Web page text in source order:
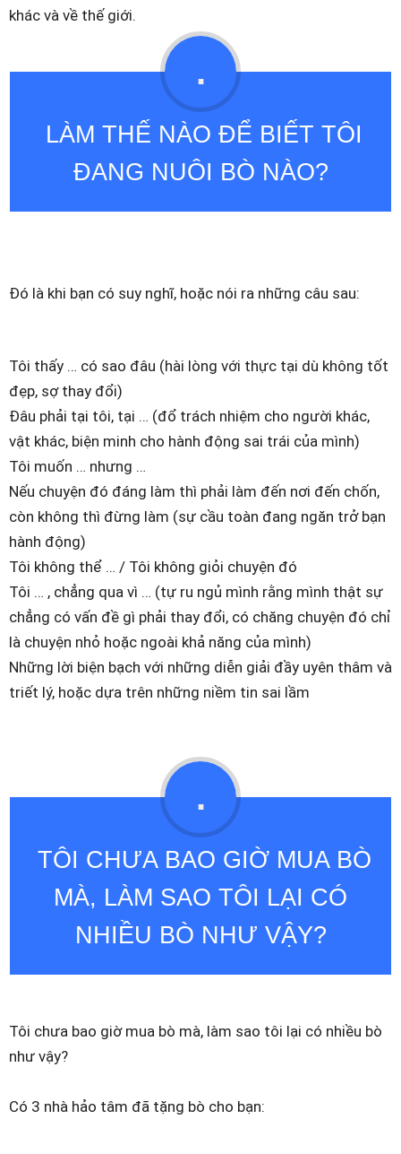
khác và về thế giới.
.
LÀM THẾ NÀO ĐỂ BIẾT TÔI
ĐANG NUÔI BÒ NÀO?
Đó là khi bạn có suy nghĩ, hoặc nói ra những câu sau:
Tôi thấy … có sao đâu (hài lòng với thực tại dù không tốt
đẹp, sợ thay đổi)
Đâu phải tại tôi, tại … (đổ trách nhiệm cho người khác,
vật khác, biện minh cho hành động sai trái của mình)
Tôi muốn … nhưng …
Nếu chuyện đó đáng làm thì phải làm đến nơi đến chốn,
còn không thì đừng làm (sự cầu toàn đang ngăn trở bạn
hành động)
Tôi không thể … / Tôi không giỏi chuyện đó
Tôi … , chẳng qua vì … (tự ru ngủ mình rằng mình thật sự
chẳng có vấn đề gì phải thay đổi, có chăng chuyện đó chỉ
là chuyện nhỏ hoặc ngoài khả năng của mình)
Những lời biện bạch với những diễn giải đầy uyên thâm và
triết lý, hoặc dựa trên những niềm tin sai lầm
.
TÔI CHƯA BAO GIỜ MUA BÒ
MÀ, LÀM SAO TÔI LẠI CÓ
NHIỀU BÒ NHƯ VẬY?
Tôi chưa bao giờ mua bò mà, làm sao tôi lại có nhiều bò
như vậy?
Có 3 nhà hảo tâm đã tặng bò cho bạn: